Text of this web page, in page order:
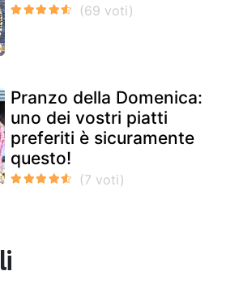
Pranzo della Domenica:
uno dei vostri piatti
preferiti è sicuramente
questo!